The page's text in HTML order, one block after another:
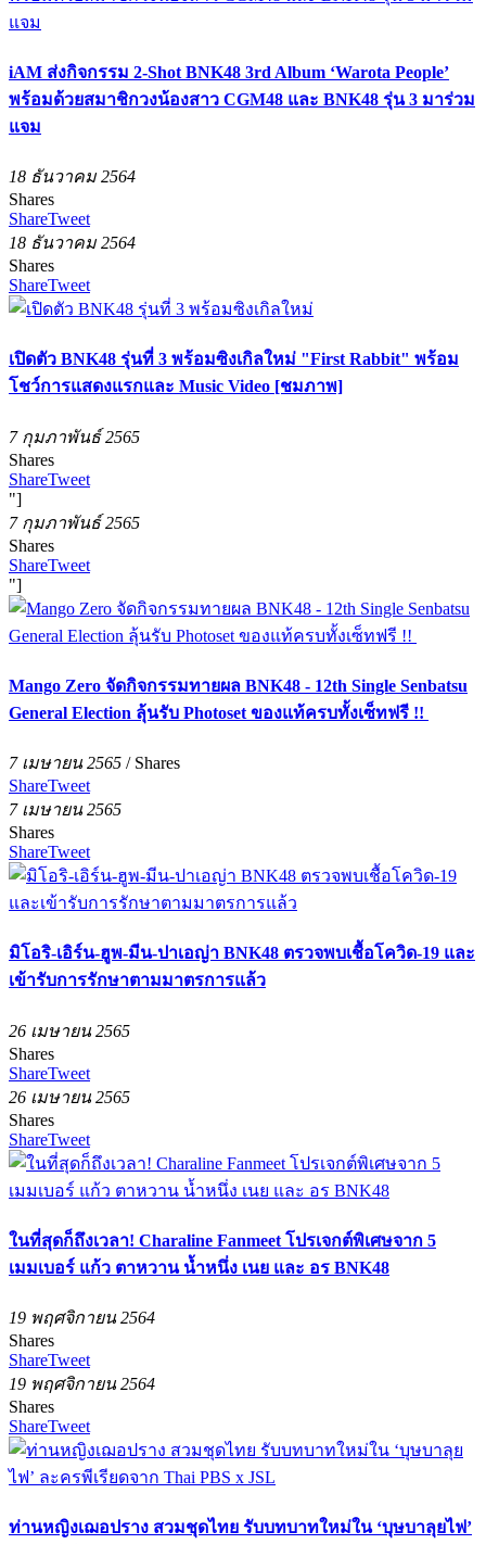
iAM ส่งกิจกรรม 2-Shot BNK48 3rd Album ‘Warota People’
พร้อมด้วยสมาชิกวงน้องสาว CGM48 และ BNK48 รุ่น 3 มาร่วม
แจม
18 ธันวาคม 2564
Shares
ShareTweet
18 ธันวาคม 2564
Shares
ShareTweet
เปิดตัว BNK48 รุ่นที่ 3 พร้อมซิงเกิลใหม่ "First Rabbit" พร้อม
โชว์การแสดงแรกและ Music Video [ชมภาพ]
7 กุมภาพันธ์ 2565
Shares
ShareTweet
"]
7 กุมภาพันธ์ 2565
Shares
ShareTweet
"]
Mango Zero จัดกิจกรรมทายผล BNK48 - 12th Single Senbatsu
General Election ลุ้นรับ Photoset ของแท้ครบทั้งเซ็ทฟรี !!
7 เมษายน 2565 / Shares
ShareTweet
7 เมษายน 2565
Shares
ShareTweet
มิโอริ-เอิร์น-ฮูพ-มีน-ปาเอญ่า BNK48 ตรวจพบเชื้อโควิด-19 และ
เข้ารับการรักษาตามมาตรการแล้ว
26 เมษายน 2565
Shares
ShareTweet
26 เมษายน 2565
Shares
ShareTweet
ในที่สุดก็ถึงเวลา! Charaline Fanmeet โปรเจกต์พิเศษจาก 5
เมมเบอร์ แก้ว ตาหวาน น้ำหนึ่ง เนย และ อร BNK48
19 พฤศจิกายน 2564
Shares
ShareTweet
19 พฤศจิกายน 2564
Shares
ShareTweet
ท่านหญิงเฌอปราง สวมชุดไทย รับบทบาทใหม่ใน ‘บุษบาลุยไฟ’